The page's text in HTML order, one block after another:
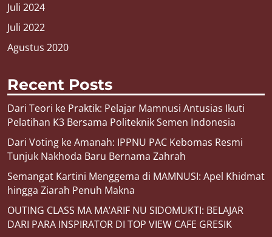
Juli 2024
Juli 2022
Agustus 2020
Recent Posts
Dari Teori ke Praktik: Pelajar Mamnusi Antusias Ikuti
Pelatihan K3 Bersama Politeknik Semen Indonesia
Dari Voting ke Amanah: IPPNU PAC Kebomas Resmi
Tunjuk Nakhoda Baru Bernama Zahrah
Semangat Kartini Menggema di MAMNUSI: Apel Khidmat
hingga Ziarah Penuh Makna
OUTING CLASS MA MA’ARIF NU SIDOMUKTI: BELAJAR
DARI PARA INSPIRATOR DI TOP VIEW CAFE GRESIK